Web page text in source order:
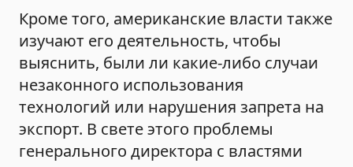
Кроме того, американские власти также
изучают его деятельность, чтобы
выяснить, были ли какие-либо случаи
незаконного использования
технологий или нарушения запрета на
экспорт. В свете этого проблемы
генерального директора с властями